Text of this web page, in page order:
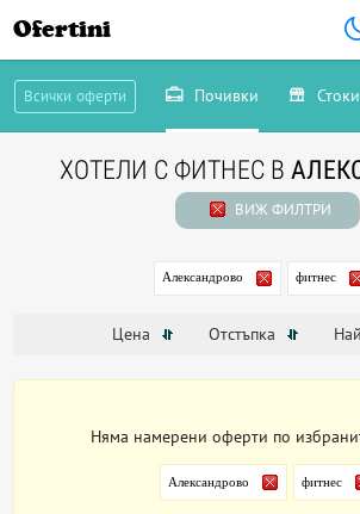
Ofertini
Всички оферти Почивки Стоки
ХОТЕЛИ С ФИТНЕС В
ВИЖ ФИЛТРИ
Александрово фитнес
Цена Отстъпка
Няма намерени оферти по
Александрово фитнес